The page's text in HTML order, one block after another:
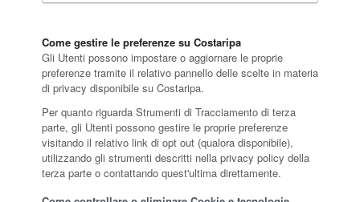
Come gestire le preferenze su Costaripa
Gli Utenti possono impostare o aggiornare le proprie
preferenze tramite il relativo pannello delle scelte in materia
di privacy disponibile su Costaripa.
Per quanto riguarda Strumenti di Tracciamento di terza
parte, gli Utenti possono gestire le proprie preferenze
visitando il relativo link di opt out (qualora disponibile),
utilizzando gli strumenti descritti nella privacy policy della
terza parte o contattando quest'ultima direttamente.